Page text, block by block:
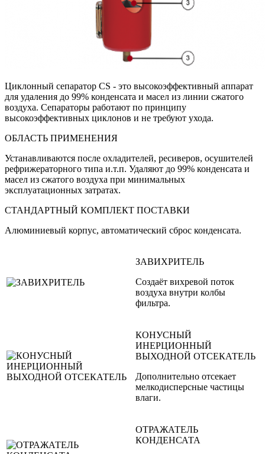
Циклонный сепаратор CS - это высокоэффективный аппарат
для удаления до 99% конденсата и масел из линии сжатого
воздуха. Сепараторы работают по принципу
высокоэффективных циклонов и не требуют ухода.
ОБЛАСТЬ ПРИМЕНЕНИЯ
Устанавливаются после охладителей, ресиверов, осушителей
рефрижераторного типа и.т.п. Удаляют до 99% конденсата и
масел из сжатого воздуха при минимальных
эксплуатационных затратах.
СТАНДАРТНЫЙ КОМПЛЕКТ ПОСТАВКИ
Алюминиевый корпус, автоматический сброс конденсата.
ЗАВИХРИТЕЛЬ
Создаёт вихревой поток
воздуха внутри колбы
фильтра.
КОНУСНЫЙ
ИНЕРЦИОННЫЙ
ВЫХОДНОЙ ОТСЕКАТЕЛЬ
Дополнительно отсекает
мелкодисперсные частицы
влаги.
ОТРАЖАТЕЛЬ
КОНДЕНСАТА